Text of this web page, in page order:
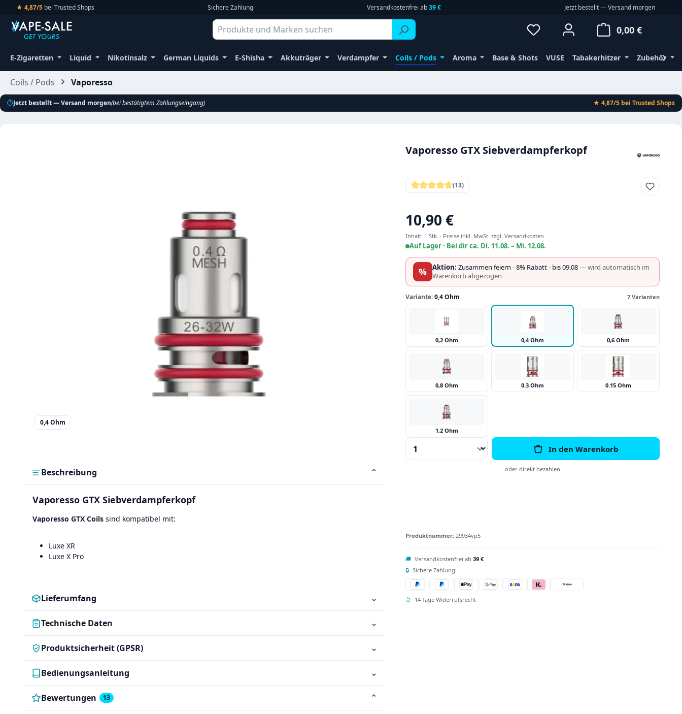
Hauptinhalt springen
Zur Suche springen
Zur Hauptnavigation springen
★ 4,87/5 bei Trusted Shops Sichere Zahlung Versandkostenfrei ab39 € Jetzt bestellt — Versand morgen
Du hast 0 Produkte auf dem
0,00 €
E-Zigaretten Liquid Nikotinsalz German Liquids E-Shisha Akkuträger Verdampfer Coils / Pods Aroma Base & Shots VUSE Tabakerhitzer Zubehör
Coils / Pods Vaporesso
⏱Jetzt bestellt — Versand morgen(bei bestätigtem Zahlungseingang) ★ 4,87/5 bei Trusted Shops
0,4 Ohm
Beschreibung ⌄
Vaporesso GTX Siebverdampferkopf
Vaporesso GTX Coils sind kompatibel mit:
Luxe XR
Luxe X Pro
Lieferumfang ⌄
Technische Daten ⌄
Produktsicherheit (GPSR) ⌄
Bedienungsanleitung ⌄
Bewertungen 13 ⌄
Vaporesso GTX Siebverdampferkopf
Durchschnittliche Bewertung von 4.69 von 5 Sternen
(13)
Regulärer Preis:
10,90 €
Inhalt: 1 Stk. · Preise inkl. MwSt. zzgl. Versandkosten
Auf Lager · Bei dir ca. Di. 11.08. – Mi. 12.08.
% Aktion: Zusammen feiern - 8% Rabatt - bis 09.08— wird automatisch im
Warenkorb abgezogen
Variante:0,4 Ohm 7 Varianten
0,2 Ohm 0,4 Ohm 0,6 Ohm
0,8 Ohm 0.3 Ohm 0.15 Ohm
1,2 Ohm
Produkt Anzahl: Gib den gewünschten Wert
In den Warenkorb
Produktnummer: 29934vp5
🚚 Versandkostenfrei ab 39 €
🔒 Sichere Zahlung:
↺ 14 Tage Widerrufsrecht